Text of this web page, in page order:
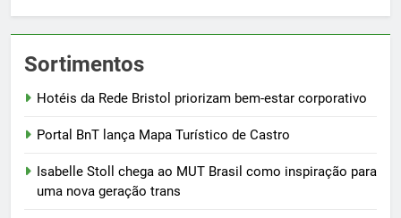
Sortimentos
Hotéis da Rede Bristol priorizam bem-estar corporativo
Portal BnT lança Mapa Turístico de Castro
Isabelle Stoll chega ao MUT Brasil como inspiração para
uma nova geração trans